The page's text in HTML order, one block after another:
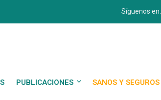
Síguenos en:
PUBLICACIONES SANOS Y SEGUROS